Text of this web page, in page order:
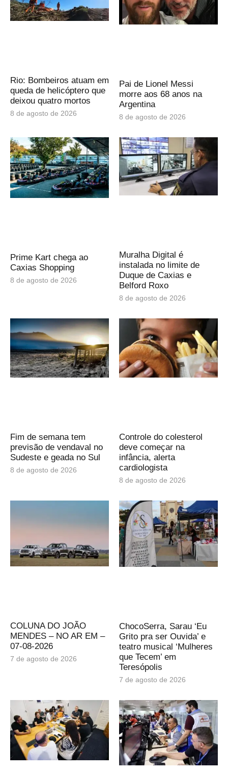
Rio: Bombeiros atuam em
queda de helicóptero que
deixou quatro mortos
8 de agosto de 2026
Pai de Lionel Messi
morre aos 68 anos na
Argentina
8 de agosto de 2026
Prime Kart chega ao
Caxias Shopping
8 de agosto de 2026
Muralha Digital é
instalada no limite de
Duque de Caxias e
Belford Roxo
8 de agosto de 2026
Fim de semana tem
previsão de vendaval no
Sudeste e geada no Sul
8 de agosto de 2026
Controle do colesterol
deve começar na
infância, alerta
cardiologista
8 de agosto de 2026
COLUNA DO JOÃO
MENDES – NO AR EM –
07-08-2026
7 de agosto de 2026
ChocoSerra, Sarau ‘Eu
Grito pra ser Ouvida’ e
teatro musical ‘Mulheres
que Tecem’ em
Teresópolis
7 de agosto de 2026